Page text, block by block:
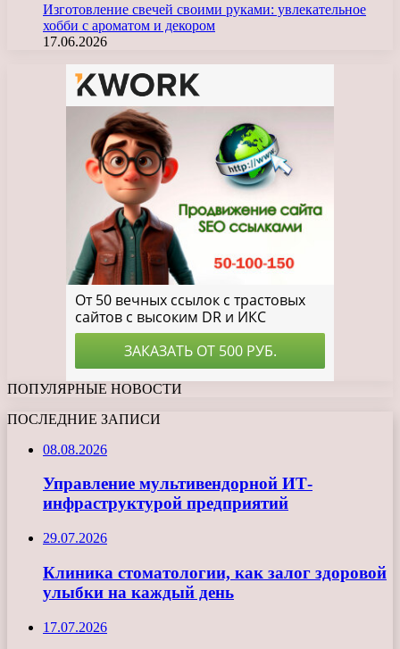
Изготовление свечей своими руками: увлекательное
хобби с ароматом и декором
17.06.2026
ПОПУЛЯРНЫЕ НОВОСТИ
ПОСЛЕДНИЕ ЗАПИСИ
08.08.2026
Управление мультивендорной ИТ-
инфраструктурой предприятий
29.07.2026
Клиника стоматологии, как залог здоровой
улыбки на каждый день
17.07.2026